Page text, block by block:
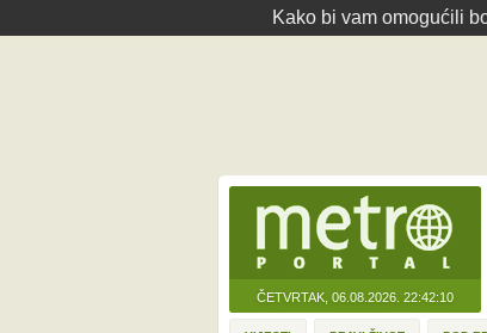
Kako bi vam omogućili
ČETVRTAK, 06.08.2026. 22:42:10